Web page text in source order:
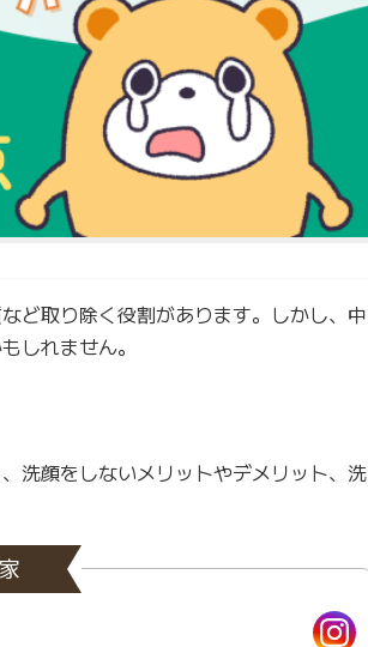
ど取り除く役割があります。しかし、中
しれません。
洗顔をしないメリットやデメリット、洗